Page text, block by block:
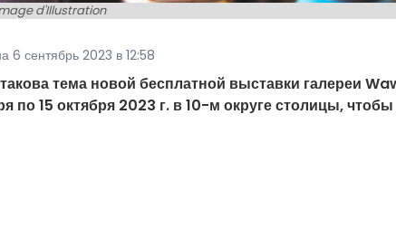
d'Illustration
6 сентябрь 2023 в 12:58
тема новой бесплатной выставки галереи
по 15 октября 2023 г. в 10-м округе столицы, чтобы